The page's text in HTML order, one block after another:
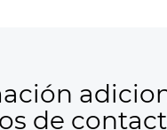
de